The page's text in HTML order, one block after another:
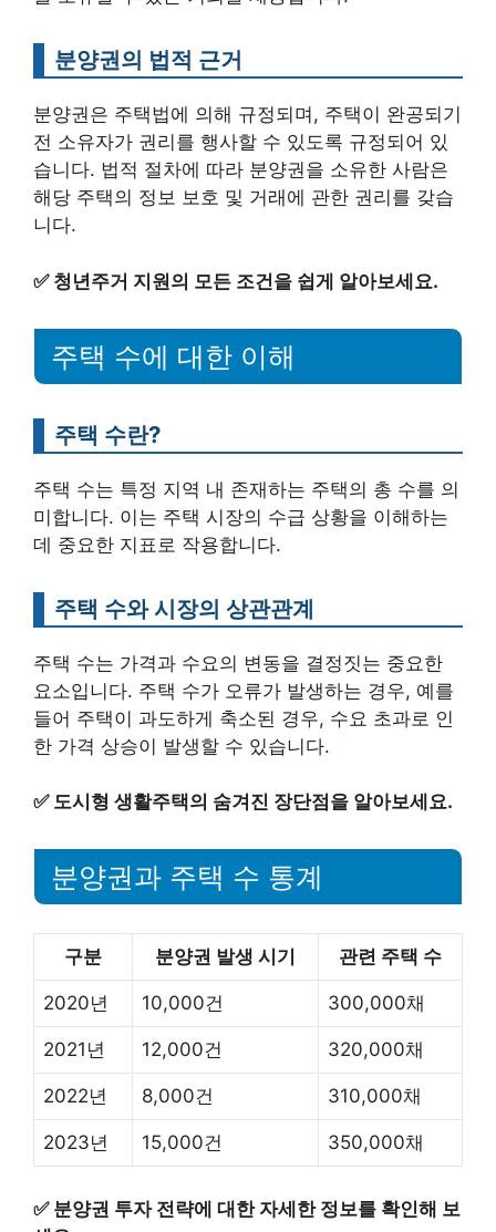
분양권의 법적 근거
분양권은 주택법에 의해 규정되며, 주택이 완공되기
전 소유자가 권리를 행사할 수 있도록 규정되어 있
습니다. 법적 절차에 따라 분양권을 소유한 사람은
해당 주택의 정보 보호 및 거래에 관한 권리를 갖습
니다.
✅ 청년주거 지원의 모든 조건을 쉽게 알아보세요.
주택 수에 대한 이해
주택 수란?
주택 수는 특정 지역 내 존재하는 주택의 총 수를 의
미합니다. 이는 주택 시장의 수급 상황을 이해하는
데 중요한 지표로 작용합니다.
주택 수와 시장의 상관관계
주택 수는 가격과 수요의 변동을 결정짓는 중요한
요소입니다. 주택 수가 오류가 발생하는 경우, 예를
들어 주택이 과도하게 축소된 경우, 수요 초과로 인
한 가격 상승이 발생할 수 있습니다.
✅ 도시형 생활주택의 숨겨진 장단점을 알아보세요.
분양권과 주택 수 통계
구분 분양권 발생 시기 관련 주택 수
2020년 10,000건 300,000채
2021년 12,000건 320,000채
2022년 8,000건 310,000채
2023년 15,000건 350,000채
✅ 분양권 투자 전략에 대한 자세한 정보를 확인해 보